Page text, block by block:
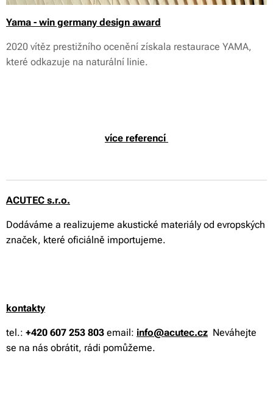
Yama - win germany design award
2020 vítěz prestižního ocenění získala restaurace YAMA,
které odkazuje na naturální linie.
více referencí
ACUTEC s.r.o.
Dodáváme a realizujeme akustické materiály od evropských
značek, které oficiálně importujeme.
kontakty
tel.: +420 607 253 803 email: info@acutec.cz Neváhejte
se na nás obrátit, rádi pomůžeme.